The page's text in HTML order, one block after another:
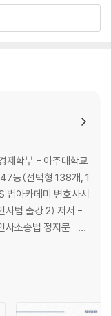
제학부 - 아주대학교
등(선택형 138개, 1
아카데미 변호사시
강 2) 저서 -
사소송법 정지문 -
무사] 민법 핵심지
노무사] 민사소송